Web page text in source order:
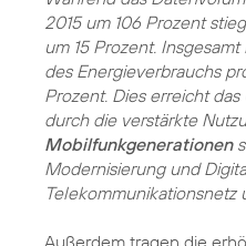
2015 um 106 Prozent
um 15 Prozent.
des Energieverbrauchs
Prozent. Dies erreicht
durch die verstärkte
Mobilfunkgenerationen
Modernisierung und
Telekommunikationsnetz
Außerdem tragen die